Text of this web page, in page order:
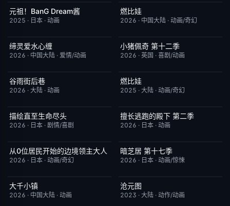
更新至第44集
元祖！BanG Dream酱
2025 · 日本 · 动画
今日更新
燃比娃
2026 · 中国大陆 · 动画/奇幻
更新至第02集
缔灵爱水心缠
2026 · 中国大陆 · 爱情/动画
更新至第3集
小猪佩奇 第十二季
2026 · 英国 · 喜剧/动画
更新至第2集
谷雨街后巷
2026 · 大陆 · 动画
HD国语
燃比娃
2025 · 大陆 · 动画/奇幻
更新至第06集
描绘直至生命尽头
2026 · 日本 · 剧情/喜剧
更新至第04集
擅长逃跑的殿下 第二季
2026 · 日本 · 动画
更新至第06集 1.0
从0位居民开始的边境领主大人
2026 · 日本 · 动画/奇幻
更新至第3集
暗芝居 第十七季
2026 · 日本 · 动画/惊悚
更新至第5集
大千小镇
2026 · 中国大陆 · 动画
更新至第89集
沧元图
2023 · 大陆 · 动作/动画